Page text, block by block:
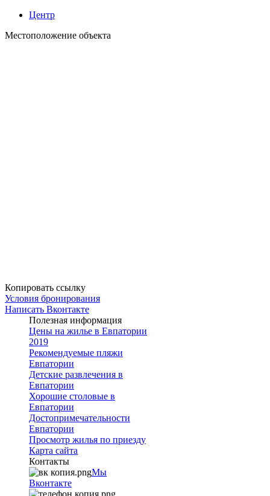
Центр
Местоположение объекта
Копировать ссылку
Условия бронирования
Написать Вконтакте
Полезная информация
Цены на жилье в Евпатории
2019
Рекомендуемые пляжи
Евпатории
Детские развлечения в
Евпатории
Хорошие столовые в
Евпатории
Достопримечательности
Евпатории
Просмотр жилья по приезду
Карта сайта
Контакты
Мы
Вконтакте